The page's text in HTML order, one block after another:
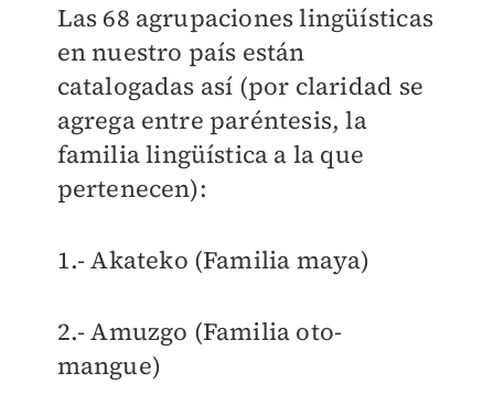
Las 68 agrupaciones lingüísticas
en nuestro país están
catalogadas así (por claridad se
agrega entre paréntesis, la
familia lingüística a la que
pertenecen):
1.- Akateko (Familia maya)
2.- Amuzgo (Familia oto-
mangue)